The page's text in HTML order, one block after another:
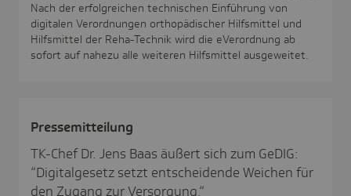
Nach der erfolgreichen technischen Einführung von
digitalen Verordnungen orthopädischer Hilfsmittel und
Hilfsmittel der Reha-Technik wird die eVerordnung ab
sofort auf nahezu alle weiteren Hilfsmittel ausgeweitet.
Pres­se­mit­tei­lung
TK-Chef Dr. Jens Baas äußert sich zum GeDIG:
“Digitalgesetz setzt entscheidende Weichen für
den Zugang zur Versorgung.“